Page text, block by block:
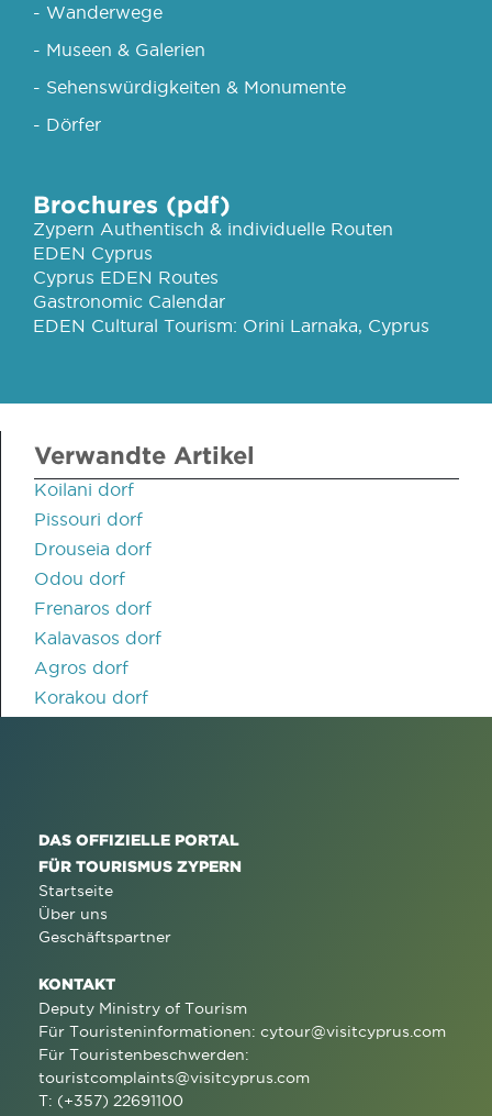
- Wanderwege
- Museen & Galerien
- Sehenswürdigkeiten & Monumente
- Dörfer
Brochures (pdf)
Zypern Authentisch & individuelle Routen
EDEN Cyprus
Cyprus EDEN Routes
Gastronomic Calendar
EDEN Cultural Tourism: Orini Larnaka, Cyprus
Verwandte Artikel
Koilani dorf
Pissouri dorf
Drouseia dorf
Odou dorf
Frenaros dorf
Kalavasos dorf
Agros dorf
Korakou dorf
DAS OFFIZIELLE PORTAL
FÜR TOURISMUS ZYPERN
Startseite
Über uns
Geschäftspartner
KONTAKT
Deputy Ministry of Tourism
Für Touristeninformationen: cytour@visitcyprus.com
Für Touristenbeschwerden:
touristcomplaints@visitcyprus.com
T: (+357) 22691100